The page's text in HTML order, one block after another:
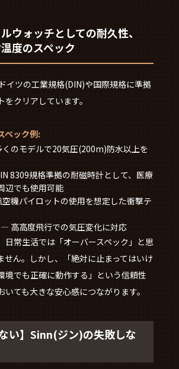
ウォッチとしての耐久性、
度のスペック
イツの工業規格(DIN)や国際規格に準拠
をクリアしています。
ペック例:
のモデルで20気圧(200m)防水以上を
8309規格準拠の耐磁時計として、医療
辺でも使用可能
機パイロットの使用を想定した衝撃テ
高高度飛行での気圧変化に対応
日常生活では「オーバースペック」と思
せん。しかし、「絶対に止まってはいけ
境でも正確に動作する」という信頼性
いても大きな安心感につながります。
ない】Sinn(ジン)の失敗しな